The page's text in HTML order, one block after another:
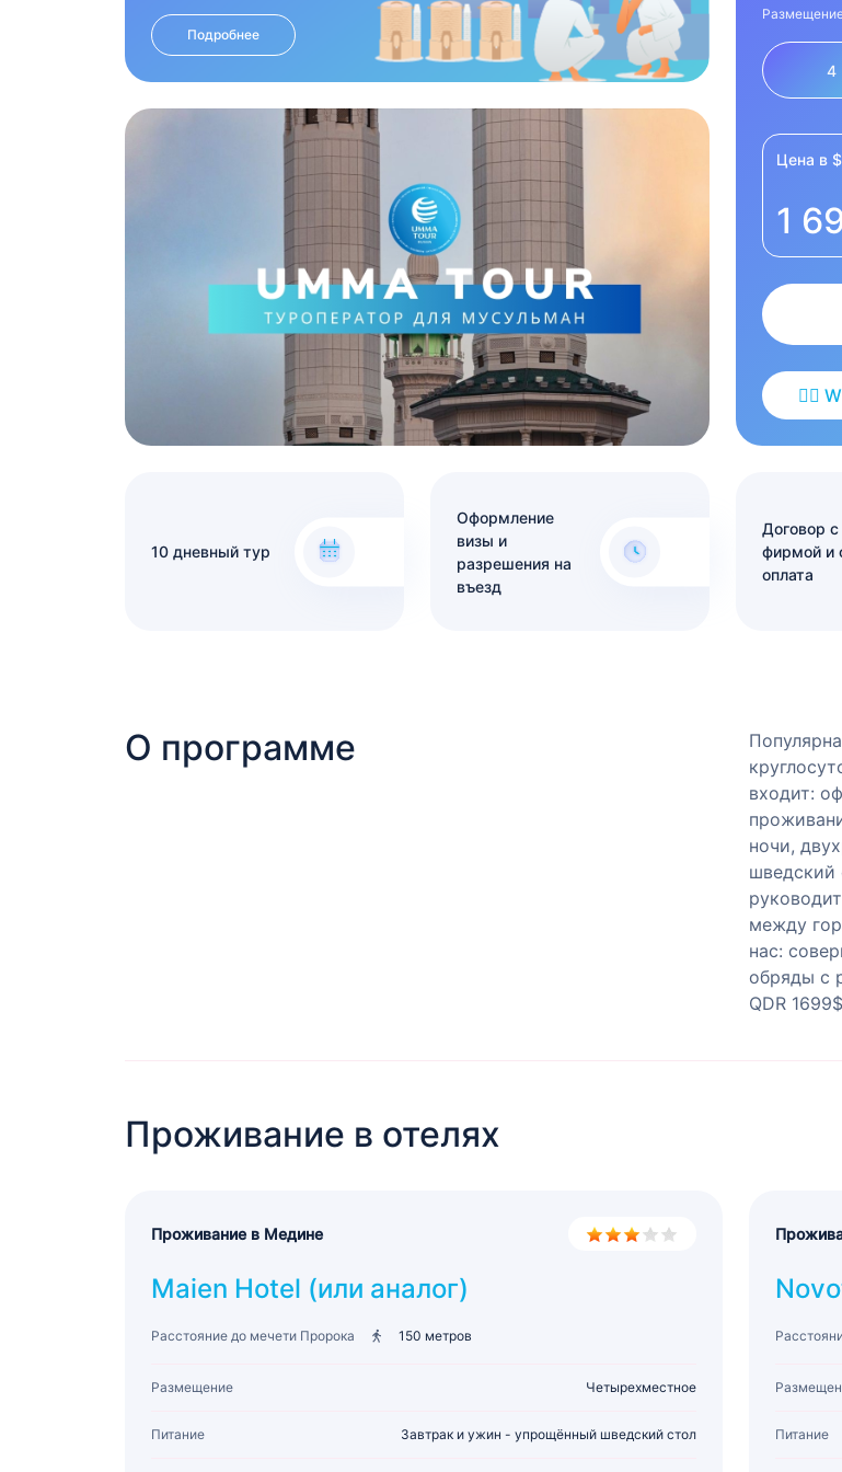
Подробнее
4
Цена в
1
✍🏻
10 дневный тур
Оформление
визы и
разрешения на
въезд
Договор с
фирмой и
оплата
О программе
входит:
ночи,
шведский
между
нас:
обряды с
QDR
Проживание в отелях
Проживание в Медине
Maien Hotel (или аналог)
Расстояние до мечети Пророка 150 метров
Размещение Четырехместное
Питание Завтрак и ужин - упрощённый шведский стол Питание